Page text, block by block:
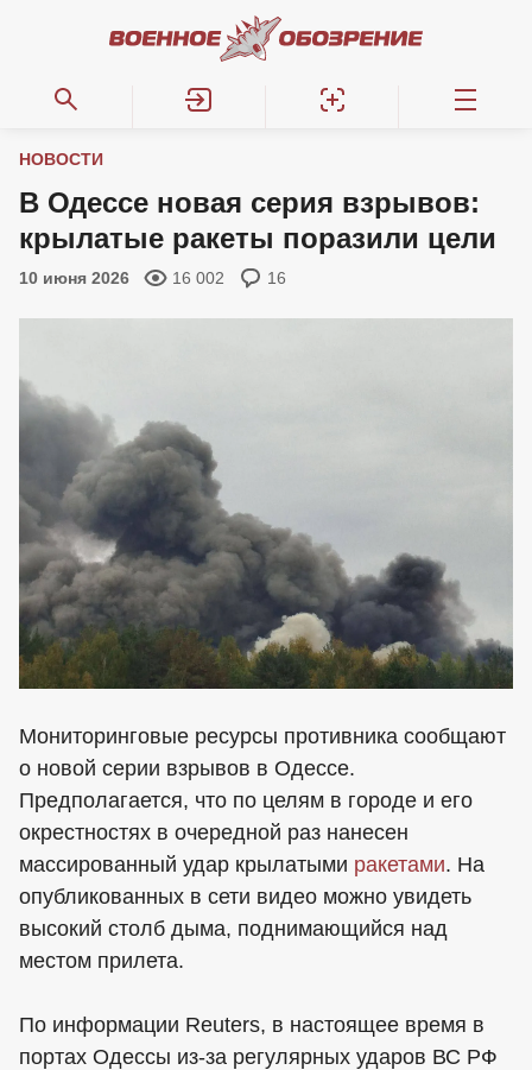
НОВОСТИ
В Одессе новая серия взрывов:
крылатые ракеты поразили цели
10 июня 2026 16 002 16
Мониторинговые ресурсы противника сообщают
о новой серии взрывов в Одессе.
Предполагается, что по целям в городе и его
окрестностях в очередной раз нанесен
массированный удар крылатыми ракетами. На
опубликованных в сети видео можно увидеть
высокий столб дыма, поднимающийся над
местом прилета.
По информации Reuters, в настоящее время в
портах Одессы из-за регулярных ударов ВС РФ